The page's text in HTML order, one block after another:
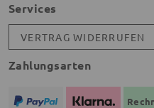
Services
VERTRAG WIDERRUFEN
Zahlungsarten